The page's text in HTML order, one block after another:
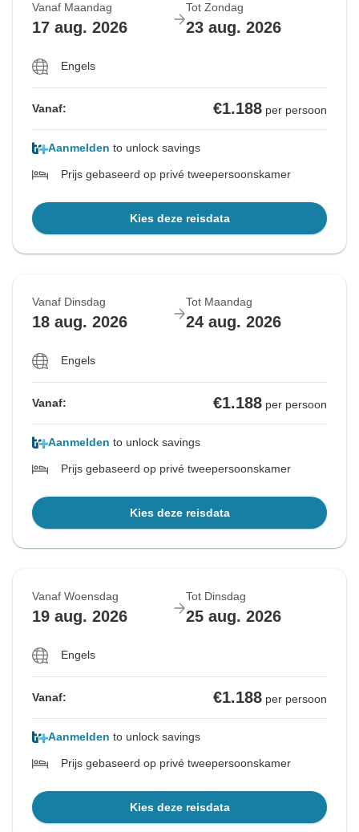
Vanaf Maandag
17 aug. 2026
Tot Zondag
23 aug. 2026
Engels
Vanaf: €1.188 per persoon
Aanmelden to unlock savings
Prijs gebaseerd op privé tweepersoonskamer
Kies deze reisdata
Vanaf Dinsdag
18 aug. 2026
Tot Maandag
24 aug. 2026
Engels
Vanaf: €1.188 per persoon
Aanmelden to unlock savings
Prijs gebaseerd op privé tweepersoonskamer
Kies deze reisdata
Vanaf Woensdag
19 aug. 2026
Tot Dinsdag
25 aug. 2026
Engels
Vanaf: €1.188 per persoon
Aanmelden to unlock savings
Prijs gebaseerd op privé tweepersoonskamer
Kies deze reisdata